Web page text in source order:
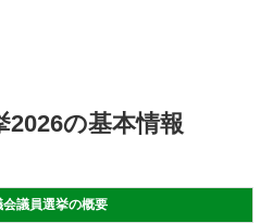
2026の基本情報
議員選挙の概要